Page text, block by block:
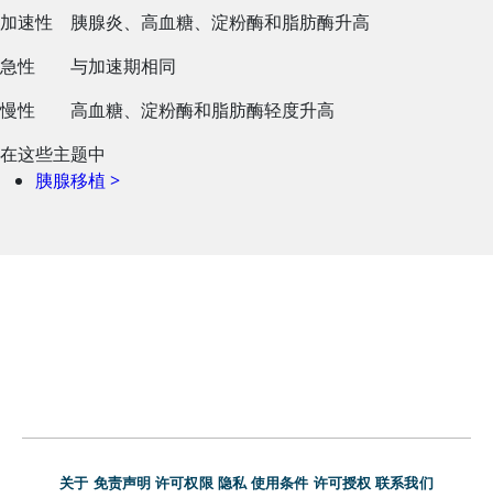
加速性
胰腺炎、高血糖、淀粉酶和脂肪酶升高
急性
与加速期相同
慢性
高血糖、淀粉酶和脂肪酶轻度升高
在这些主题中
胰腺移植 >
关于 免责声明 许可权限 隐私 使用条件 许可授权 联系我们